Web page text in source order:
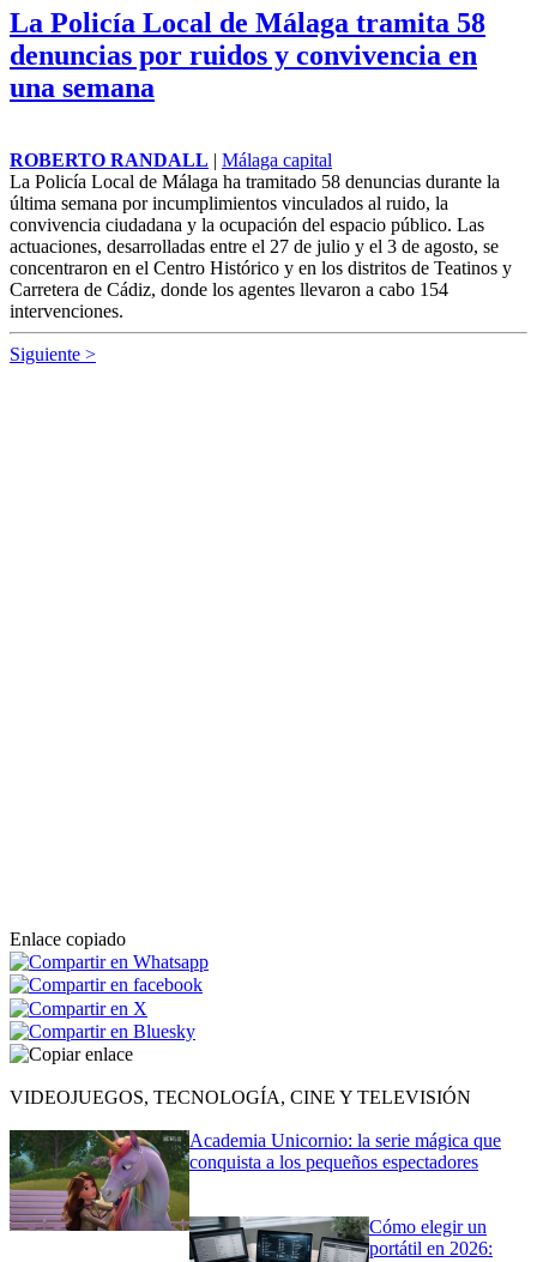
La Policía Local de Málaga tramita 58
denuncias por ruidos y convivencia en
una semana
ROBERTO RANDALL | Málaga capital
La Policía Local de Málaga ha tramitado 58 denuncias durante la
última semana por incumplimientos vinculados al ruido, la
convivencia ciudadana y la ocupación del espacio público. Las
actuaciones, desarrolladas entre el 27 de julio y el 3 de agosto, se
concentraron en el Centro Histórico y en los distritos de Teatinos y
Carretera de Cádiz, donde los agentes llevaron a cabo 154
intervenciones.
Siguiente >
Enlace copiado
VIDEOJUEGOS, TECNOLOGÍA, CINE Y TELEVISIÓN
Academia Unicornio: la serie mágica que
conquista a los pequeños espectadores
Cómo elegir un
portátil en 2026: